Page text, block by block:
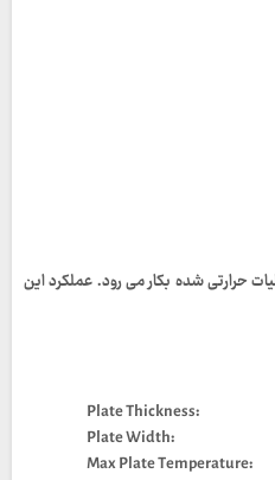
حرارتی شده بکار می رود. عملکرد این
:Plate Thickness
Plate Width:
Max Plate Temperature: